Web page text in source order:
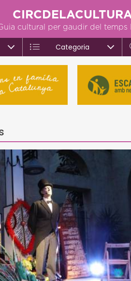
cultural per gaudir del temps
Categoria